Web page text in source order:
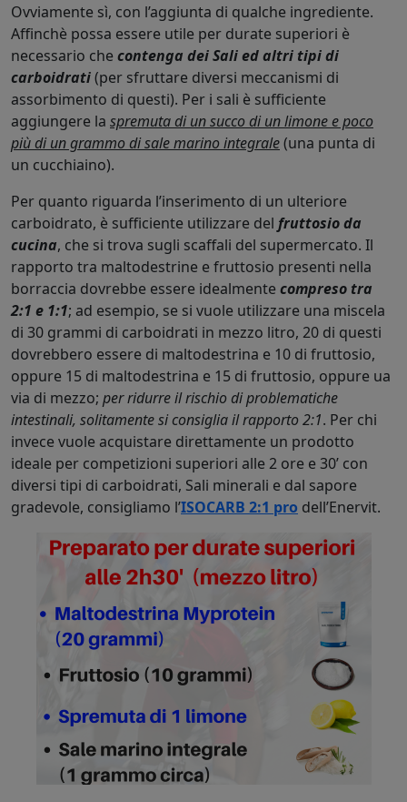
Ovviamente sì, con l’aggiunta di qualche ingrediente.
Affinchè possa essere utile per durate superiori è
necessario che contenga dei Sali ed altri tipi di
carboidrati(per sfruttare diversi meccanismi di
assorbimento di questi). Per i sali è sufficiente
aggiungere la spremuta di un succo di un limone e poco
più di un grammo di sale marino integrale(una punta di
un cucchiaino).
Per quanto riguarda l’inserimento di un ulteriore
carboidrato, è sufficiente utilizzare del fruttosio da
cucina, che si trova sugli scaffali del supermercato. Il
rapporto tra maltodestrine e fruttosio presenti nella
borraccia dovrebbe essere idealmente compreso tra
2:1 e 1:1; ad esempio, se si vuole utilizzare una miscela
di 30 grammi di carboidrati in mezzo litro, 20 di questi
dovrebbero essere di maltodestrina e 10 di fruttosio,
oppure 15 di maltodestrina e 15 di fruttosio, oppure ua
via di mezzo; per ridurre il rischio di problematiche
intestinali, solitamente si consiglia il rapporto 2:1. Per chi
invece vuole acquistare direttamente un prodotto
ideale per competizioni superiori alle 2 ore e 30’ con
diversi tipi di carboidrati, Sali minerali e dal sapore
gradevole, consigliamo l’ISOCARB 2:1 pro dell’Enervit.